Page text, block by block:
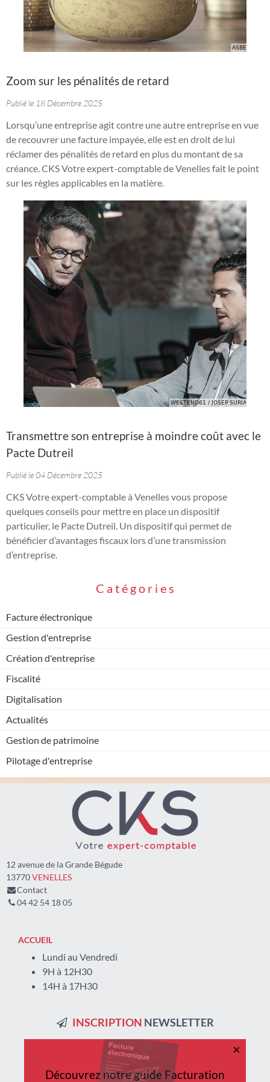
Découvrez notre guide Facturation
×
Zoom sur les pénalités de retard
Publié le 18 Décembre 2025
Lorsqu’une entreprise agit contre une autre entreprise en vue
de recouvrer une facture impayée, elle est en droit de lui
réclamer des pénalités de retard en plus du montant de sa
créance. CKS Votre expert-comptable de Venelles fait le point
sur les règles applicables en la matière.
Transmettre son entreprise à moindre coût avec le
Pacte Dutreil
Publié le 04 Décembre 2025
CKS Votre expert-comptable à Venelles vous propose
quelques conseils pour mettre en place un dispositif
particulier, le Pacte Dutreil. Un dispositif qui permet de
bénéficier d’avantages fiscaux lors d’une transmission
d’entreprise.
C a té go r i es
Facture électronique
Gestion d'entreprise
Création d'entreprise
Fiscalité
Digitalisation
Actualités
Gestion de patrimoine
Pilotage d'entreprise
12 avenue de la Grande Bégude
13770VENELLES
Contact
04 42 54 18 05
ACCUEIL
Lundi au Vendredi
9H à 12H30
14H à 17H30
INSCRIPTION NEWSLETTER
Retrouvez-noussurles réseaux